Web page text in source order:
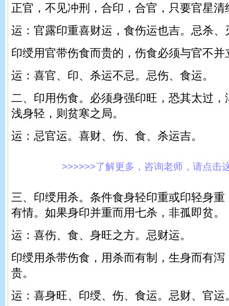
正官，不见冲刑，合印，合官，只要官星清
运：官露印重喜财运，食伤运也吉。忌杀、
印绶用官带伤食而贵的，伤食必须与官不并
运：喜官、印、杀运不忌。忌伤、食运。
二、印用伤食。必须身强印旺，恐其太过
浅身轻，则贫寒之局。
运：忌官运。喜财、伤、食、杀运吉。
>>>>>>了解更多，咨询老师，请点击
三、印绶用杀。条件食身轻印重或印轻身
有情。如果身印并重而用七杀，非孤即贫。
运：喜伤、食、身旺之方。忌财运。
印绶用杀带伤食，用杀而有制，生身而有
贵。
运：喜身旺、印绶、伤、食运。忌财、官运